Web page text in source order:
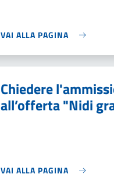
VAI ALLA PAGINA
Chiedere
all’offerta "Nidi
VAI ALLA PAGINA